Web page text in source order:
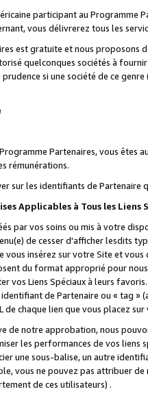
participant au
vous délivrerez tous les
est gratuite et nous proposons
quelconques sociétés à
si une société de ce
Partenaires, vous êtes
rémunérations.
sur les identifiants de Partenaire
Applicables à Tous les Liens
par vos soins ou mis à votre
de cesser d'afficher lesdits
insérez sur votre Site et
du format approprié pour
vos Liens Spéciaux à leurs
de Partenaire ou « tag
de chaque lien que vous placez
de notre approbation, nous
les performances de vos liens
une sous-balise, un autre
vous ne pouvez pas attribuer
de ces utilisateurs) .